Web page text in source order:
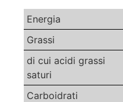
Energia
Grassi
di cui acidi grassi
saturi
Carboidrati